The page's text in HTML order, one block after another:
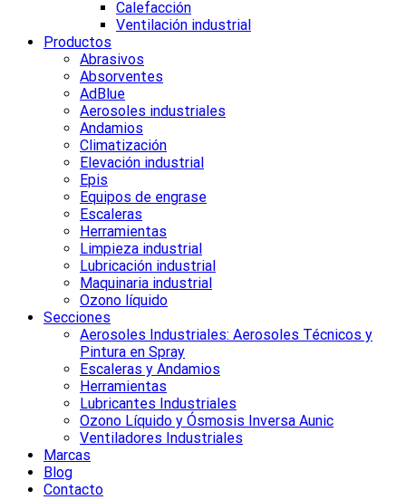
Calefacción
Ventilación industrial
Productos
Abrasivos
Absorventes
AdBlue
Aerosoles industriales
Andamios
Climatización
Elevación industrial
Epis
Equipos de engrase
Escaleras
Herramientas
Limpieza industrial
Lubricación industrial
Maquinaria industrial
Ozono líquido
Secciones
Aerosoles Industriales: Aerosoles Técnicos y
Pintura en Spray
Escaleras y Andamios
Herramientas
Lubricantes Industriales
Ozono Líquido y Ósmosis Inversa Aunic
Ventiladores Industriales
Marcas
Blog
Contacto